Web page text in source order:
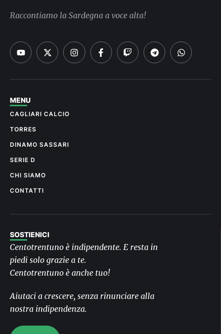
Raccontiamo la Sardegna a voce alta!
MENU
CAGLIARI CALCIO
TORRES
DINAMO SASSARI
SERIE D
CHI SIAMO
CONTATTI
SOSTIENICI
Centotrentuno è indipendente. E resta in
piedi solo grazie a te.
Centotrentuno è anche tuo!
Aiutaci a crescere, senza rinunciare alla
nostra indipendenza.